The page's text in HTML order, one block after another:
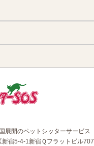
展開のペットシッターサービス
宿5-4-1新宿Ｑフラットビル707